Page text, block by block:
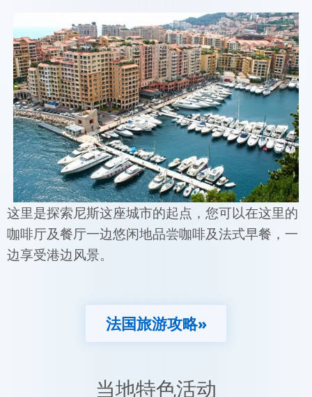
这里是探索尼斯这座城市的起点，您可以在这里的
咖啡厅及餐厅一边悠闲地品尝咖啡及法式早餐，一
边享受港边风景。
法国旅游攻略»
当地特色活动